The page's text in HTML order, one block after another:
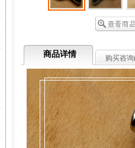
商品详情 购买咨询